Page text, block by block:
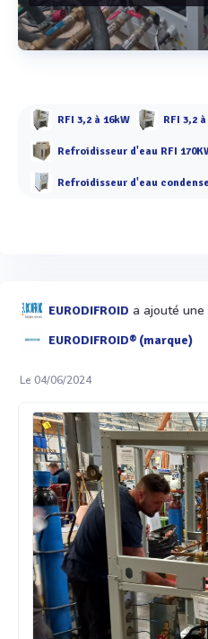
Voir
RFI 3,2 à 16kW RFI 3,2
Refroidisseur d'eau RFI
Refroidisseur d'eau condenseur à
EURODIFROID a ajouté
EURODIFROID® (marque)
Le 04/06/2024